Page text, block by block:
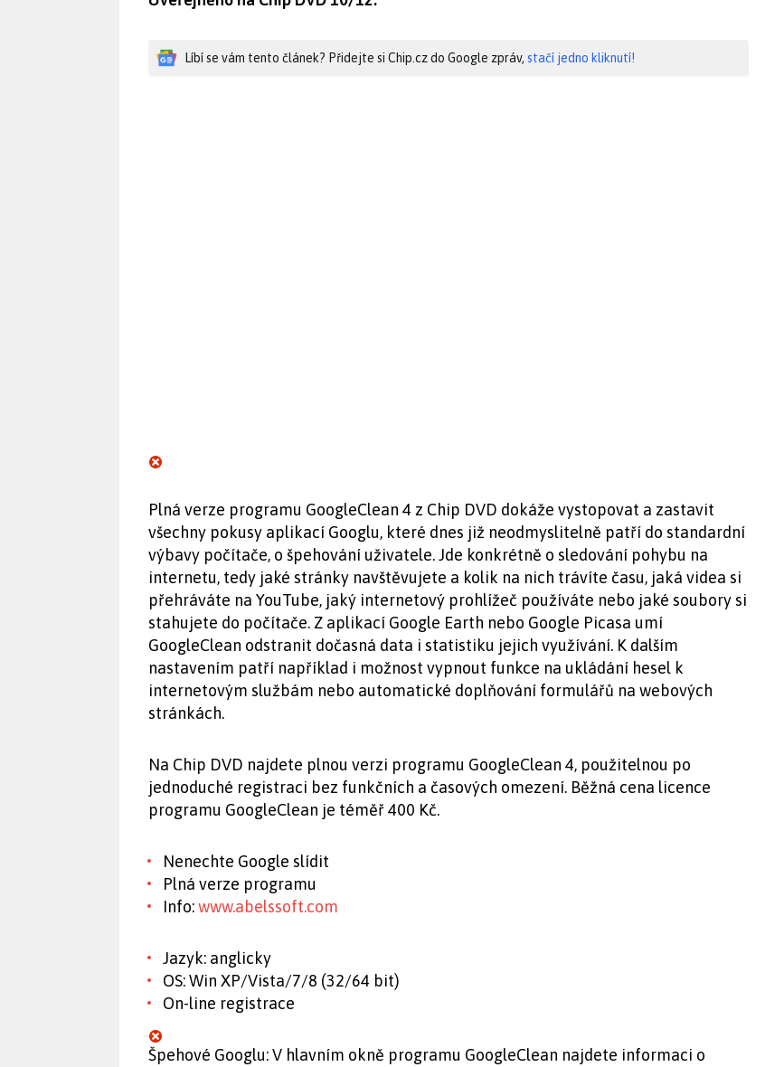
Líbí se vám tento článek? Přidejte si Chip.cz do Google zpráv, stačí jedno kliknutí!
Plná verze programu GoogleClean 4 z Chip DVD dokáže vystopovat a zastavit
všechny pokusy aplikací Googlu, které dnes již neodmyslitelně patří do standardní
výbavy počítače, o špehování uživatele. Jde konkrétně o sledování pohybu na
internetu, tedy jaké stránky navštěvujete a kolik na nich trávíte času, jaká videa si
přehráváte na YouTube, jaký internetový prohlížeč používáte nebo jaké soubory si
stahujete do počítače. Z aplikací Google Earth nebo Google Picasa umí
GoogleClean odstranit dočasná data i statistiku jejich využívání. K dalším
nastavením patří například i možnost vypnout funkce na ukládání hesel k
internetovým službám nebo automatické doplňování formulářů na webových
stránkách.
Na Chip DVD najdete plnou verzi programu GoogleClean 4, použitelnou po
jednoduché registraci bez funkčních a časových omezení. Běžná cena licence
programu GoogleClean je téměř 400 Kč.
Nenechte Google slídit
Plná verze programu
Info:www.abelssoft.com
Jazyk: anglicky
OS: Win XP/Vista/7/8 (32/64 bit)
On-line registrace
Špehové Googlu: V hlavním okně programu GoogleClean najdete informaci o